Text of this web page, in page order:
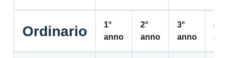
Ordinario
1°
anno
2°
anno
3°
anno
4°